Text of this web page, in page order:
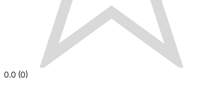
0.0 (0)